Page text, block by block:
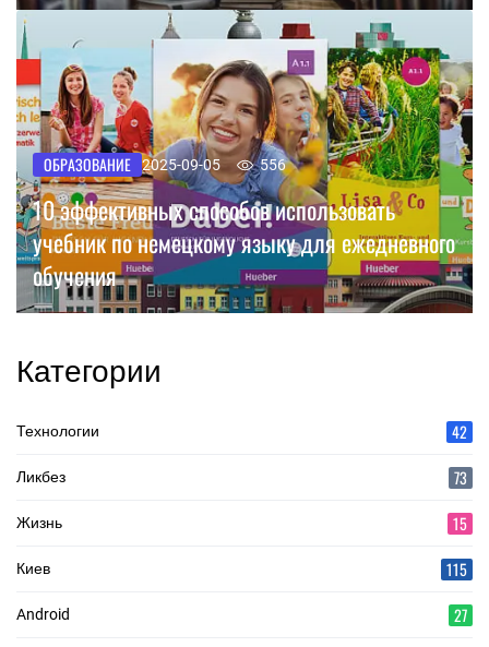
ОБРАЗОВАНИЕ 2025-09-05 556
10 эффективных способов использовать
учебник по немецкому языку для ежедневного
обучения
Категории
Технологии 42
Ликбез 73
Жизнь 15
Киев 115
Android 27